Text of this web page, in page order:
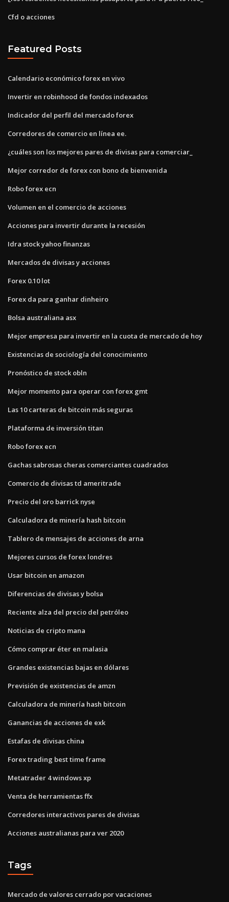
Cfd o acciones
Featured Posts
Calendario económico forex en vivo
Invertir en robinhood de fondos indexados
Indicador del perfil del mercado forex
Corredores de comercio en línea ee.
¿cuáles son los mejores pares de divisas para comerciar_
Mejor corredor de forex con bono de bienvenida
Robo forex ecn
Volumen en el comercio de acciones
Acciones para invertir durante la recesión
Idra stock yahoo finanzas
Mercados de divisas y acciones
Forex 0.10 lot
Forex da para ganhar dinheiro
Bolsa australiana asx
Mejor empresa para invertir en la cuota de mercado de hoy
Existencias de sociología del conocimiento
Pronóstico de stock obln
Mejor momento para operar con forex gmt
Las 10 carteras de bitcoin más seguras
Plataforma de inversión titan
Robo forex ecn
Gachas sabrosas cheras comerciantes cuadrados
Comercio de divisas td ameritrade
Precio del oro barrick nyse
Calculadora de minería hash bitcoin
Tablero de mensajes de acciones de arna
Mejores cursos de forex londres
Usar bitcoin en amazon
Diferencias de divisas y bolsa
Reciente alza del precio del petróleo
Noticias de cripto mana
Cómo comprar éter en malasia
Grandes existencias bajas en dólares
Previsión de existencias de amzn
Calculadora de minería hash bitcoin
Ganancias de acciones de exk
Estafas de divisas china
Forex trading best time frame
Metatrader 4 windows xp
Venta de herramientas ffx
Corredores interactivos pares de divisas
Acciones australianas para ver 2020
Tags
Mercado de valores cerrado por vacaciones